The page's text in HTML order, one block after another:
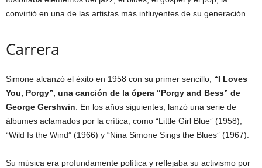
convirtió en una de las artistas más influyentes de su generación.
Carrera
Simone alcanzó el éxito en 1958 con su primer sencillo, “I Loves
You, Porgy”, una canción de la ópera “Porgy and Bess” de
George Gershwin . En los años siguientes, lanzó una serie de
álbumes aclamados por la crítica, como “Little Girl Blue” (1958),
“Wild Is the Wind” (1966) y “Nina Simone Sings the Blues” (1967).
Su música era profundamente política y reflejaba su activismo por